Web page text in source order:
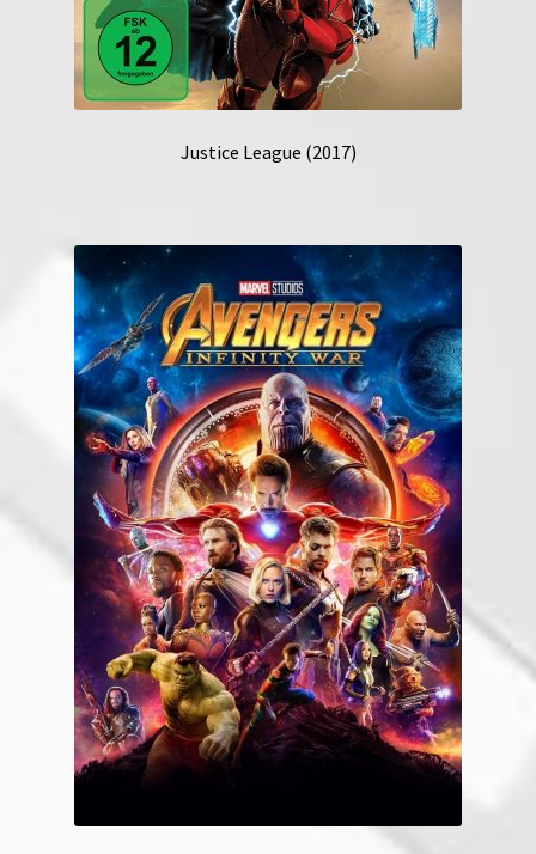
Justice League (2017)